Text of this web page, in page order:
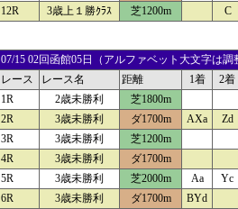
12R
3歳上１勝ｸﾗｽ 芝1200m C
07/15 02回函館05日（アルファベット大文字は調
レース
レース名 距離 1着 2着
1R
2歳未勝利 芝1800m
2R
3歳未勝利 ダ1700m AXa Zd
3R
3歳未勝利 芝1200m
4R
3歳未勝利 ダ1700m
5R
3歳未勝利 芝2000m Aa Yc
6R
3歳未勝利 ダ1700m BYd